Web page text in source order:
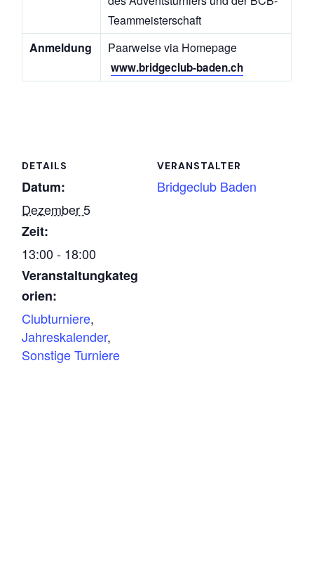
Teammeisterschaft
Anmeldung
Paarweise via Homepage
www.bridgeclub-baden.ch
DETAILS
Datum:
Dezember 5
Zeit:
13:00 - 18:00
Veranstaltungkateg
orien:
Clubturniere,
Jahreskalender,
Sonstige Turniere
VERANSTALTER
Bridgeclub Baden